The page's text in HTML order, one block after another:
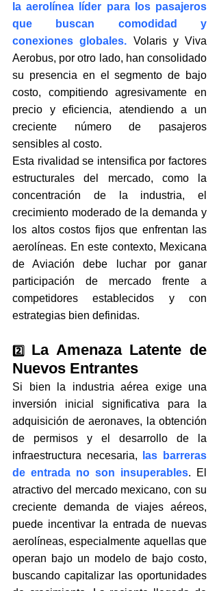
la aerolínea líder para los pasajeros
que buscan comodidad y
conexiones globales. Volaris y Viva
Aerobus, por otro lado, han consolidado
su presencia en el segmento de bajo
costo, compitiendo agresivamente en
precio y eficiencia, atendiendo a un
creciente número de pasajeros
sensibles al costo.
Esta rivalidad se intensifica por factores
estructurales del mercado, como la
concentración de la industria, el
crecimiento moderado de la demanda y
los altos costos fijos que enfrentan las
aerolíneas. En este contexto, Mexicana
de Aviación debe luchar por ganar
participación de mercado frente a
competidores establecidos y con
estrategias bien definidas.
2️⃣ La Amenaza Latente de
Nuevos Entrantes
Si bien la industria aérea exige una
inversión inicial significativa para la
adquisición de aeronaves, la obtención
de permisos y el desarrollo de la
infraestructura necesaria,
las barreras
de entrada no son insuperables. El
atractivo del mercado mexicano, con su
creciente demanda de viajes aéreos,
puede incentivar la entrada de nuevas
aerolíneas, especialmente aquellas que
operan bajo un modelo de bajo costo,
buscando capitalizar las oportunidades